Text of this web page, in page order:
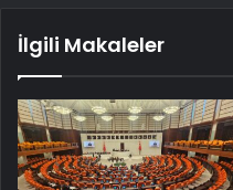
İlgili Makaleler